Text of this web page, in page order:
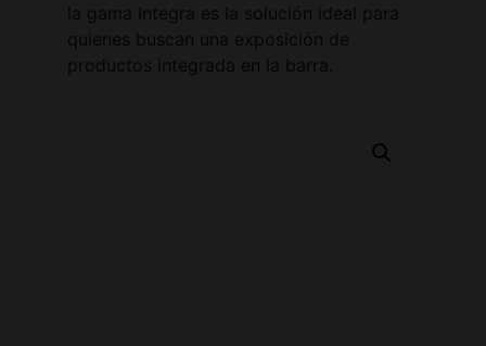
la gama Integra es la solución ideal para
quienes buscan una exposición de
productos integrada en la barra.